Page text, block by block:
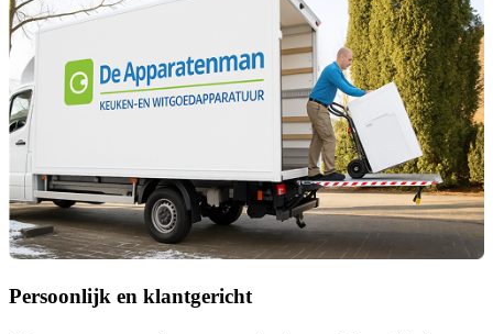
Persoonlijk en klantgericht